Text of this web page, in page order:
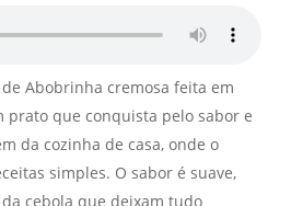
de Abobrinha cremosa feita em
prato que conquista pelo sabor e
da cozinha de casa, onde o
simples. O sabor é suave,
cebola que deixam tudo